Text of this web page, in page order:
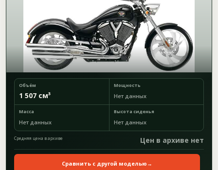
Объём
1 507 см³
Мощность
Нет данных
Масса
Нет данных
Высота сиденья
Нет данных
Средняя цена в архиве Цен в архиве нет
Сравнить с другой моделью →